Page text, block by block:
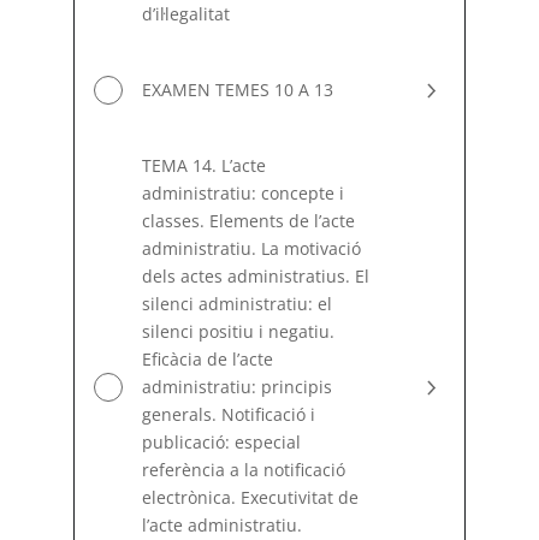
d’iŀlegalitat
EXAMEN TEMES 10 A 13
TEMA 14. L’acte
administratiu: concepte i
classes. Elements de l’acte
administratiu. La motivació
dels actes administratius. El
silenci administratiu: el
silenci positiu i negatiu.
Eficàcia de l’acte
administratiu: principis
generals. Notificació i
publicació: especial
referència a la notificació
electrònica. Executivitat de
l’acte administratiu.